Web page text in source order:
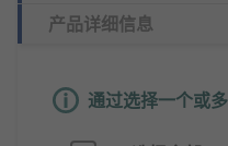
产品详细信息
通过选择一个或